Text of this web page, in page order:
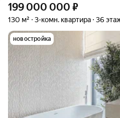
199 000 000 ₽
130 м² 3-комн. квартира 36
новостройка